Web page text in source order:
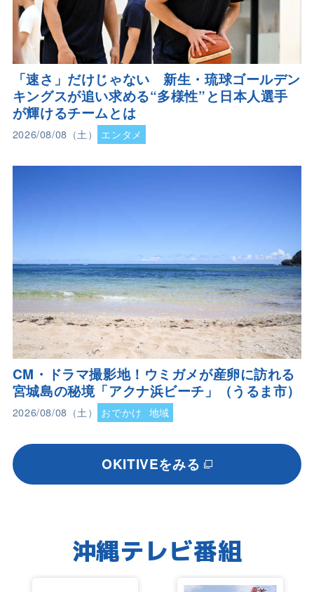
「速さ」だけじゃない 新生・琉球ゴールデン
キングスが追い求める“多様性”と日本人選手
が輝けるチームとは
2026/08/08（土） エンタメ
CM・ドラマ撮影地！ウミガメが産卵に訪れる
宮城島の秘境「アクナ浜ビーチ」（うるま市）
2026/08/08（土） おでかけ 地域
OKITIVEをみる
沖縄テレビ番組